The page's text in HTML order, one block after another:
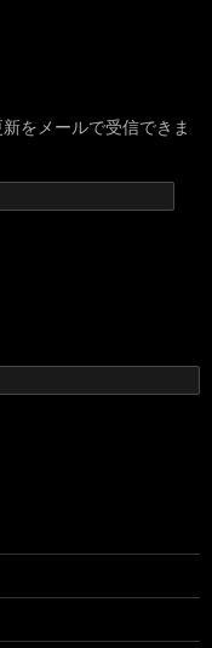
をメールで受信できま